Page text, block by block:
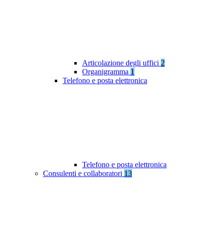
Articolazione degli uffici 2
Organigramma 1
Telefono e posta elettronica
Telefono e posta elettronica
Consulenti e collaboratori 13